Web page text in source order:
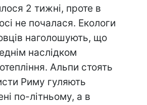
2 тижні, проте в
не почалася. Екологи
наголошують, що
наслідком
Альпи стоять
Риму гуляють
по-літньому, а в